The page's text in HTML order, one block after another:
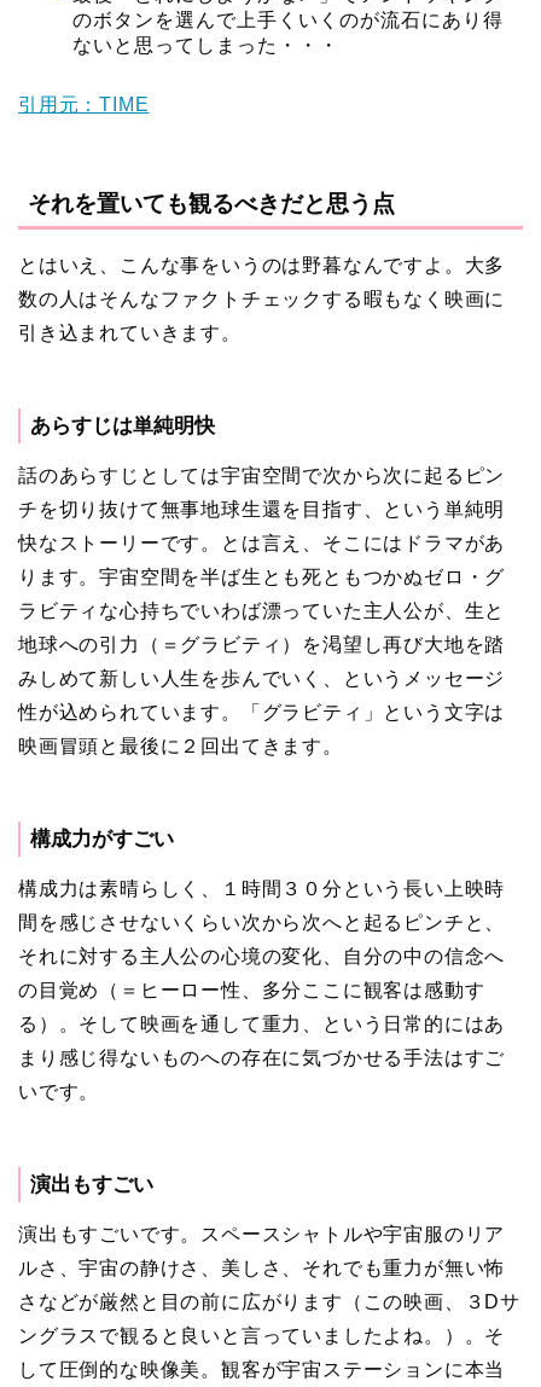
のボタンを選んで上手くいくのが流石にあり得
ないと思ってしまった・・・
引用元：TIME
それを置いても観るべきだと思う点
とはいえ、こんな事をいうのは野暮なんですよ。大多
数の人はそんなファクトチェックする暇もなく映画に
引き込まれていきます。
あらすじは単純明快
話のあらすじとしては宇宙空間で次から次に起るピン
チを切り抜けて無事地球生還を目指す、という単純明
快なストーリーです。とは言え、そこにはドラマがあ
ります。宇宙空間を半ば生とも死ともつかぬゼロ・グ
ラビティな心持ちでいわば漂っていた主人公が、生と
地球への引力（＝グラビティ）を渇望し再び大地を踏
みしめて新しい人生を歩んでいく、というメッセージ
性が込められています。「グラビティ」という文字は
映画冒頭と最後に２回出てきます。
構成力がすごい
構成力は素晴らしく、１時間３０分という長い上映時
間を感じさせないくらい次から次へと起るピンチと、
それに対する主人公の心境の変化、自分の中の信念へ
の目覚め（＝ヒーロー性、多分ここに観客は感動す
る）。そして映画を通して重力、という日常的にはあ
まり感じ得ないものへの存在に気づかせる手法はすご
いです。
演出もすごい
演出もすごいです。スペースシャトルや宇宙服のリア
ルさ、宇宙の静けさ、美しさ、それでも重力が無い怖
さなどが厳然と目の前に広がります（この映画、３Dサ
ングラスで観ると良いと言っていましたよね。）。そ
して圧倒的な映像美。観客が宇宙ステーションに本当